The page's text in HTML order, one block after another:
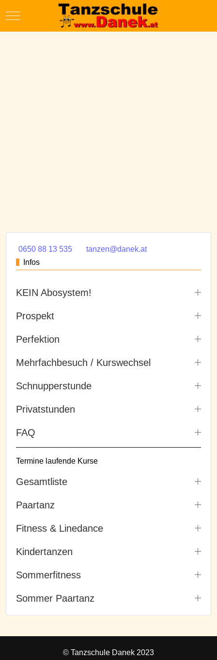
Mobile Menu Toggle
0650 88 13 535
tanzen@danek.at
Infos
KEIN Abosystem!
Prospekt
Perfektion
Mehrfachbesuch / Kurswechsel
Schnupperstunde
Privatstunden
FAQ
Termine laufende Kurse
Gesamtliste
Paartanz
Fitness & Linedance
Kindertanzen
Sommerfitness
Sommer Paartanz
© Tanzschule Danek 2023